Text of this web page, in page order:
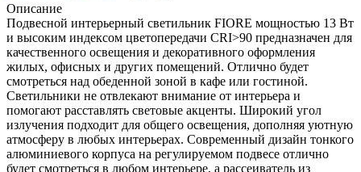
Описание
Подвесной интерьерный светильник FIORE мощностью 13 Вт
и высоким индексом цветопередачи CRI>90 предназначен для
качественного освещения и декоративного оформления
жилых, офисных и других помещений. Отлично будет
смотреться над обеденной зоной в кафе или гостиной.
Светильники не отвлекают внимание от интерьера и
помогают расставлять световые акценты. Широкий угол
излучения подходит для общего освещения, дополняя уютную
атмосферу в любых интерьерах. Современный дизайн тонкого
алюминиевого корпуса на регулируемом подвесе отлично
будет смотреться в любом интерьере, а рассеиватель из